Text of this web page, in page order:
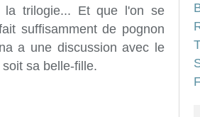
trilogie... Et que l'on se
suffisamment de pognon
a une discussion avec le
sa belle-fille.